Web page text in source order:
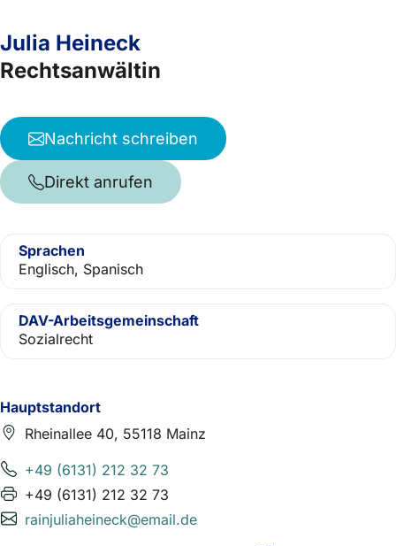
Hauptstandort
Rheinallee 40, 55118 Mainz
+49 (6131) 212 32 73
+49 (6131) 212 32 73
rainjuliaheineck@email.de
Julia Heineck
Rechtsanwältin
Nachricht schreiben
Direkt anrufen
Sprachen
Englisch, Spanisch
DAV-Arbeitsgemeinschaft
Sozialrecht